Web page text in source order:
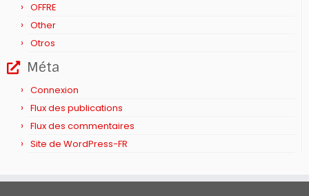
OFFRE
Other
Otros
Méta
Connexion
Flux des publications
Flux des commentaires
Site de WordPress-FR